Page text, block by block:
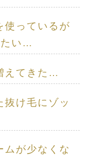
使っているが
たい…
えてきた…
抜け毛にゾッ
ムが少なくな